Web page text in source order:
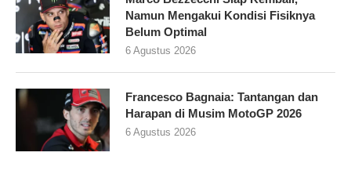
Namun Mengakui Kondisi Fisiknya
Belum Optimal
6 Agustus 2026
Francesco Bagnaia: Tantangan dan
Harapan di Musim MotoGP 2026
6 Agustus 2026